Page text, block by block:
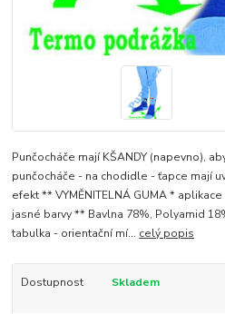
Punčocháče mají KŠANDY (napevno),
punčocháče - na chodidle - ťapce mají
efekt ** VYMĚNITELNÁ GUMA *
jasné barvy ** Bavlna 78%, Polyamid
tabulka - orientační mí... celý popis
Dostupnost Skladem